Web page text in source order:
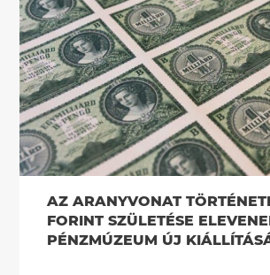
AZ ARANYVONAT
FORINT SZÜLETÉSE
PÉNZMÚZEUM ÚJ